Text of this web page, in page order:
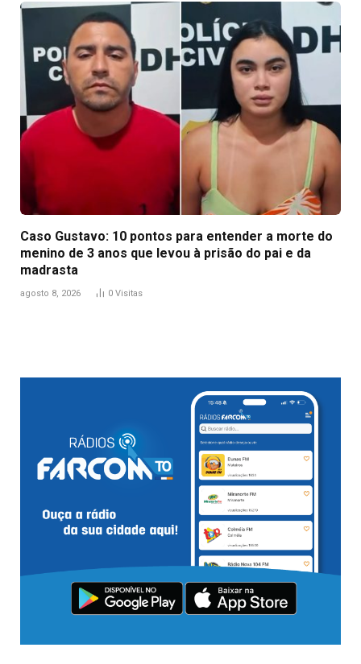
Caso Gustavo: 10 pontos para entender a morte do
menino de 3 anos que levou à prisão do pai e da
madrasta
agosto 8, 2026 0 Visitas